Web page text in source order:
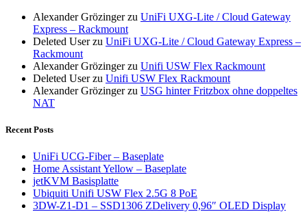
Alexander Grözingerzu UniFi UXG-Lite / Cloud Gateway
Express – Rackmount
Deleted Userzu UniFi UXG-Lite / Cloud Gateway Express –
Rackmount
Alexander Grözingerzu Unifi USW Flex Rackmount
Deleted Userzu Unifi USW Flex Rackmount
Alexander Grözingerzu USG hinter Fritzbox ohne doppeltes
NAT
Recent Posts
UniFi UCG-Fiber – Baseplate
Home Assistant Yellow – Baseplate
jetKVM Basisplatte
Ubiquiti Unifi USW Flex 2.5G 8 PoE
3DW-Z1-D1 – SSD1306 ZDelivery 0,96″ OLED Display